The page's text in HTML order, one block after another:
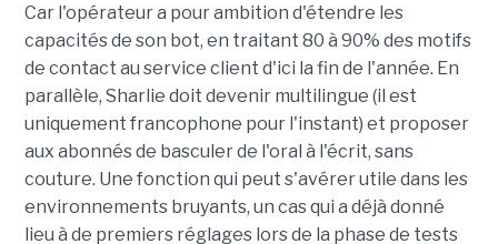
Car l'opérateur a pour ambition d'étendre les
capacités de son bot, en traitant 80 à 90% des motifs
de contact au service client d'ici la fin de l'année. En
parallèle, Sharlie doit devenir multilingue (il est
uniquement francophone pour l'instant) et proposer
aux abonnés de basculer de l'oral à l'écrit, sans
couture. Une fonction qui peut s'avérer utile dans les
environnements bruyants, un cas qui a déjà donné
lieu à de premiers réglages lors de la phase de tests